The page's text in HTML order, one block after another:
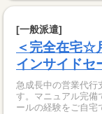
[一般派遣]
＜完全在宅☆
インサイドセ
急成長中の営業代行
す。マニュアル完備
ールの経験をご自宅